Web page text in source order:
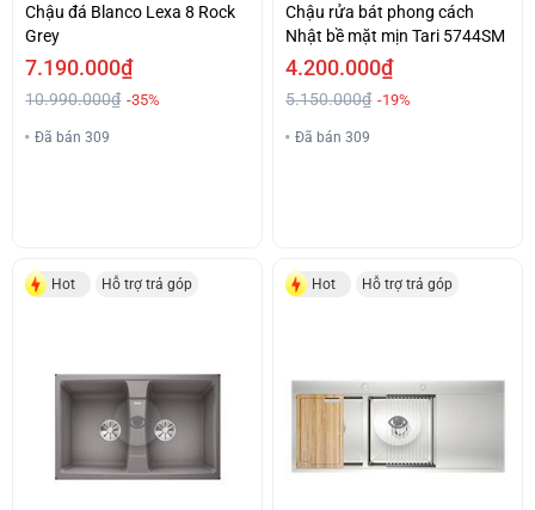
Chậu đá Blanco Lexa 8 Rock
Grey
7.190.000₫
10.990.000₫ -35%
Đã bán 309
Chậu rửa bát phong cách
Nhật bề mặt mịn Tari 5744SM
4.200.000₫
5.150.000₫ -19%
Đã bán 309
Hot Hỗ trợ trả góp Hot Hỗ trợ trả góp